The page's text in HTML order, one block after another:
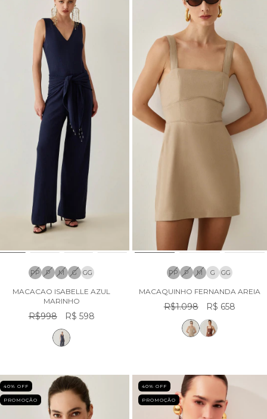
PP P M G GG
MACACAO ISABELLE AZUL
MARINHO
R$998 R$ 598
PP P M G GG
MACAQUINHO FERNANDA AREIA
R$1.098 R$ 658
40% OFF
PROMOÇÃO
40% OFF
PROMOÇÃO